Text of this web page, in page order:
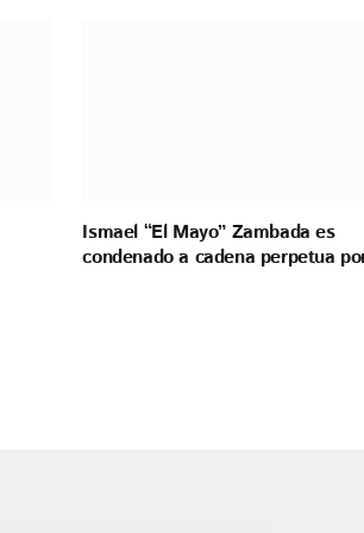
Ismael “El Mayo” Zambada es
condenado a cadena perpetua